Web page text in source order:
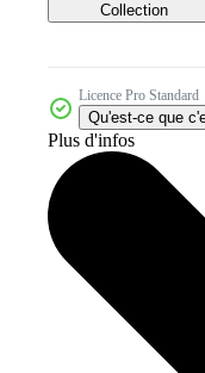
Collection
Licence Pro Standard
Qu'est-ce que
Plus d'infos